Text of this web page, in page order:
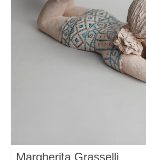
Margherita Grasselli